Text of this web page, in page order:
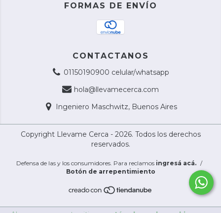
FORMAS DE ENVÍO
CONTACTANOS
01150190900 celular/whatsapp
hola@llevamecerca.com
Ingeniero Maschwitz, Buenos Aires
Copyright Llevame Cerca - 2026. Todos los derechos
reservados.
Defensa de las y los consumidores. Para reclamos ingresá acá. /
Botón de arrepentimiento